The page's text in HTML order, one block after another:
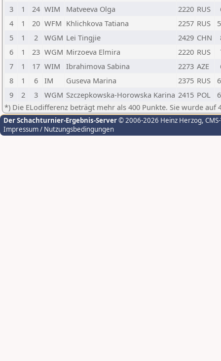
3
1 24 WIM Matveeva Olga 2220 RUS
4
1 20 WFM Khlichkova Tatiana 2257 RUS
5
1 2 WGM Lei Tingjie 2429 CHN
6
1 23 WGM Mirzoeva Elmira 2220 RUS
7
1 17 WIM Ibrahimova Sabina 2273 AZE
8
1 6 IM Guseva Marina 2375 RUS
9
2 3 WGM Szczepkowska-Horowska Karina 2415 POL
*) Die ELodifferenz beträgt mehr als 400 Punkte. Sie wurde auf
Der Schachturnier-Ergebnis-Server© 2006-2026 Heinz Herzog,
Impressum / Nutzungsbedingungen